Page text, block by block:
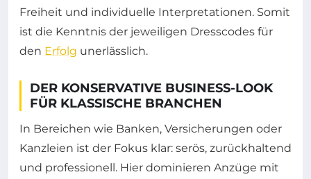
Freiheit und individuelle Interpretationen. Somit
ist die Kenntnis der jeweiligen Dresscodes für
den Erfolg unerlässlich.
DER KONSERVATIVE BUSINESS-LOOK
FÜR KLASSISCHE BRANCHEN
In Bereichen wie Banken, Versicherungen oder
Kanzleien ist der Fokus klar: serös, zurückhaltend
und professionell. Hier dominieren Anzüge mit